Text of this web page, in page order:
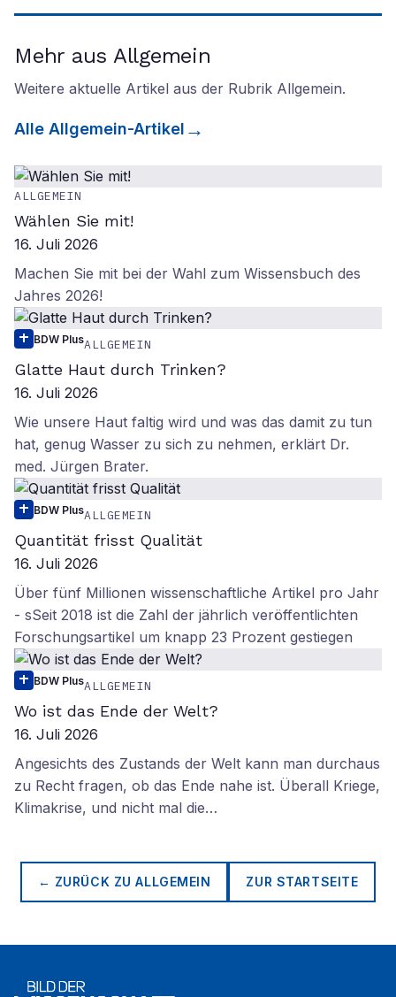
Mehr aus Allgemein
Weitere aktuelle Artikel aus der Rubrik Allgemein.
Alle Allgemein-Artikel
ALLGEMEIN
Wählen Sie mit!
16. Juli 2026
Machen Sie mit bei der Wahl zum Wissensbuch des
Jahres 2026!
BDW PlusALLGEMEIN
Glatte Haut durch Trinken?
16. Juli 2026
Wie unsere Haut faltig wird und was das damit zu tun
hat, genug Wasser zu sich zu nehmen, erklärt Dr.
med. Jürgen Brater.
BDW PlusALLGEMEIN
Quantität frisst Qualität
16. Juli 2026
Über fünf Millionen wissenschaftliche Artikel pro Jahr
- sSeit 2018 ist die Zahl der jährlich veröffentlichten
Forschungsartikel um knapp 23 Prozent gestiegen
BDW PlusALLGEMEIN
Wo ist das Ende der Welt?
16. Juli 2026
Angesichts des Zustands der Welt kann man durchaus
zu Recht fragen, ob das Ende nahe ist. Überall Kriege,
Klimakrise, und nicht mal die…
← ZURÜCK ZUALLGEMEIN ZUR STARTSEITE